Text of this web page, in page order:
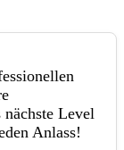
Level
Anlass!